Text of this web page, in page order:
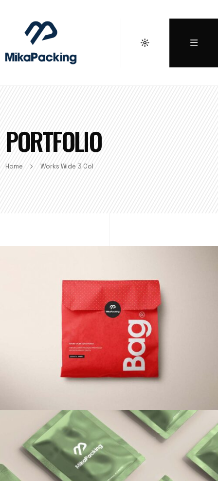
PORTFOLIO
Home Works Wide 3 Col